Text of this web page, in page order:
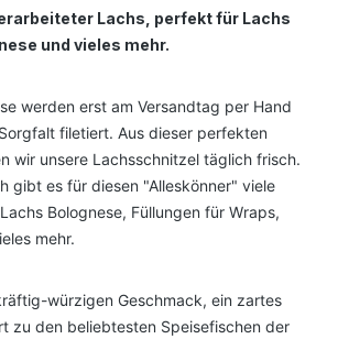
Lachs, perfekt für Lachs
und vieles mehr.
werden erst am Versandtag per Hand
filetiert. Aus dieser perfekten
wir unsere Lachsschnitzel täglich frisch.
gibt es für diesen "Alleskönner" viele
Bolognese, Füllungen für Wraps,
mehr.
würzigen Geschmack, ein zartes
zu den beliebtesten Speisefischen der